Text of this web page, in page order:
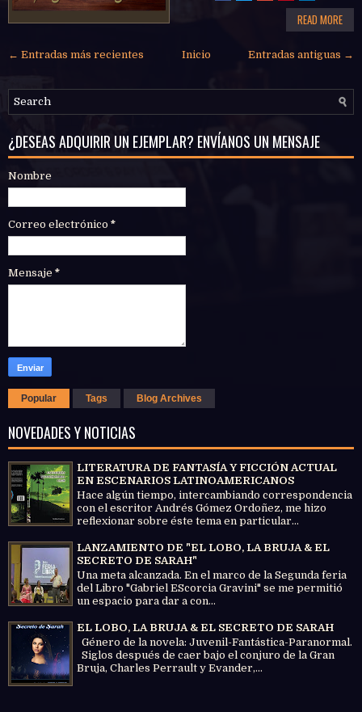
READ MORE
← Entradas más recientes Entradas antiguas →
Inicio
¿DESEAS ADQUIRIR UN EJEMPLAR? ENVÍANOS UN MENSAJE
Nombre
Correo electrónico *
Mensaje *
Popular Tags Blog Archives
NOVEDADES Y NOTICIAS
LITERATURA DE FANTASÍA Y FICCIÓN ACTUAL
EN ESCENARIOS LATINOAMERICANOS
Hace algún tiempo, intercambiando correspondencia
con el escritor Andrés Gómez Ordoñez, me hizo
reflexionar sobre éste tema en particular...
LANZAMIENTO DE "EL LOBO, LA BRUJA & EL
SECRETO DE SARAH"
Una meta alcanzada. En el marco de la Segunda feria
del Libro "Gabriel EScorcia Gravini" se me permitió
un espacio para dar a con...
EL LOBO, LA BRUJA & EL SECRETO DE SARAH
Género de la novela: Juvenil-Fantástica-Paranormal.
Siglos después de caer bajo el conjuro de la Gran
Bruja, Charles Perrault y Evander,...